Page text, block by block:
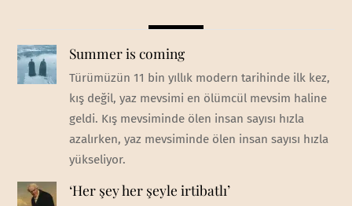
Summer is coming
Türümüzün 11 bin yıllık modern tarihinde ilk kez,
kış değil, yaz mevsimi en ölümcül mevsim haline
geldi. Kış mevsiminde ölen insan sayısı hızla
azalırken, yaz mevsiminde ölen insan sayısı hızla
yükseliyor.
‘Her şey her şeyle irtibatlı’